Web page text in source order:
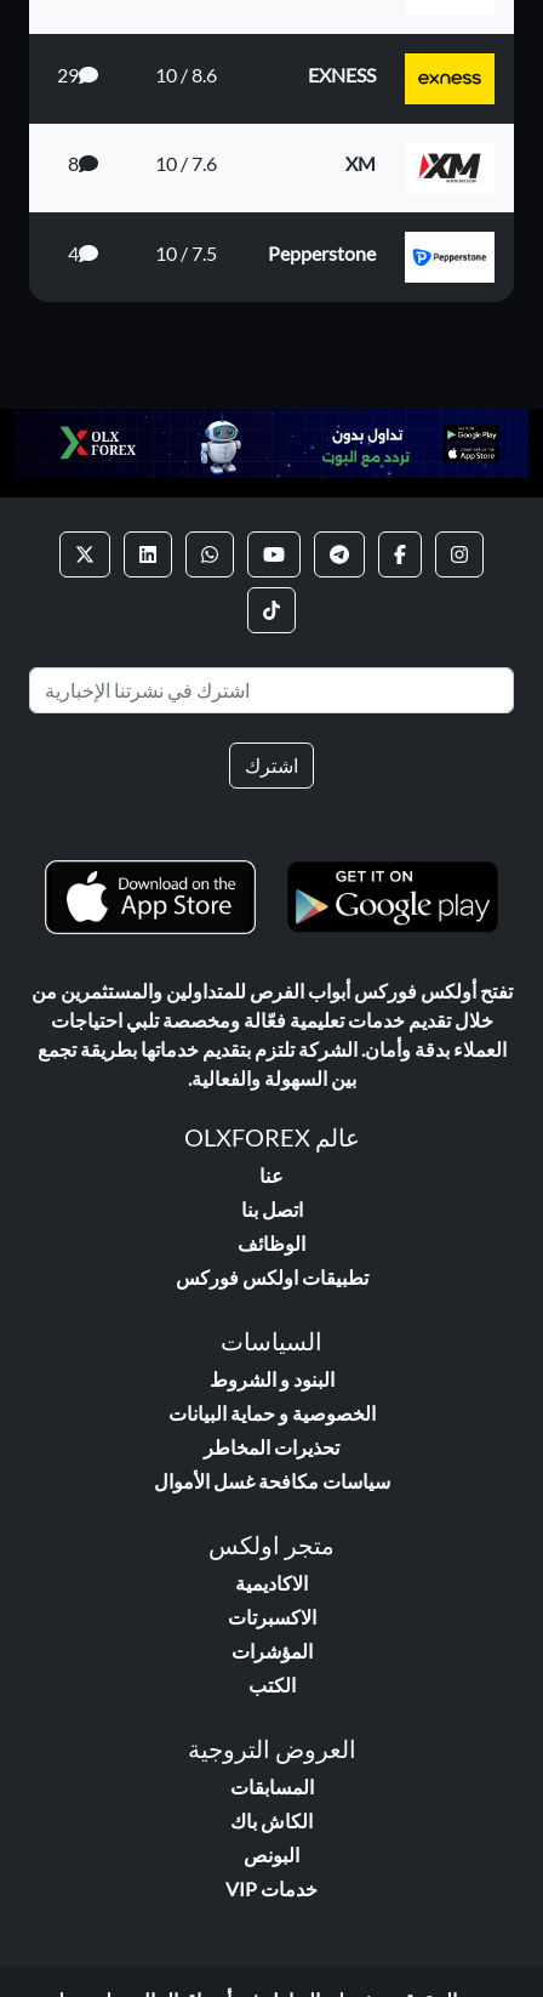
EXNESS
8.6 / 10
29
XM
7.6 / 10
8
Pepperstone
7.5 / 10
4
اشترك
تفتح أولكس فوركس أبواب الفرص للمتداولين والمستثمرين من
خلال تقديم خدمات تعليمية فعّالة ومخصصة تلبي احتياجات
العملاء بدقة وأمان. الشركة تلتزم بتقديم خدماتها بطريقة تجمع
بين السهولة والفعالية.
عالم OLXFOREX
عنا
اتصل بنا
الوظائف
تطبيقات اولكس فوركس
السياسات
البنود و الشروط
الخصوصية و حماية البيانات
تحذيرات المخاطر
سياسات مكافحة غسل الأموال
متجر اولكس
الاكاديمية
الاكسبرتات
المؤشرات
الكتب
العروض التروجية
المسابقات
الكاش باك
البونص
خدمات VIP